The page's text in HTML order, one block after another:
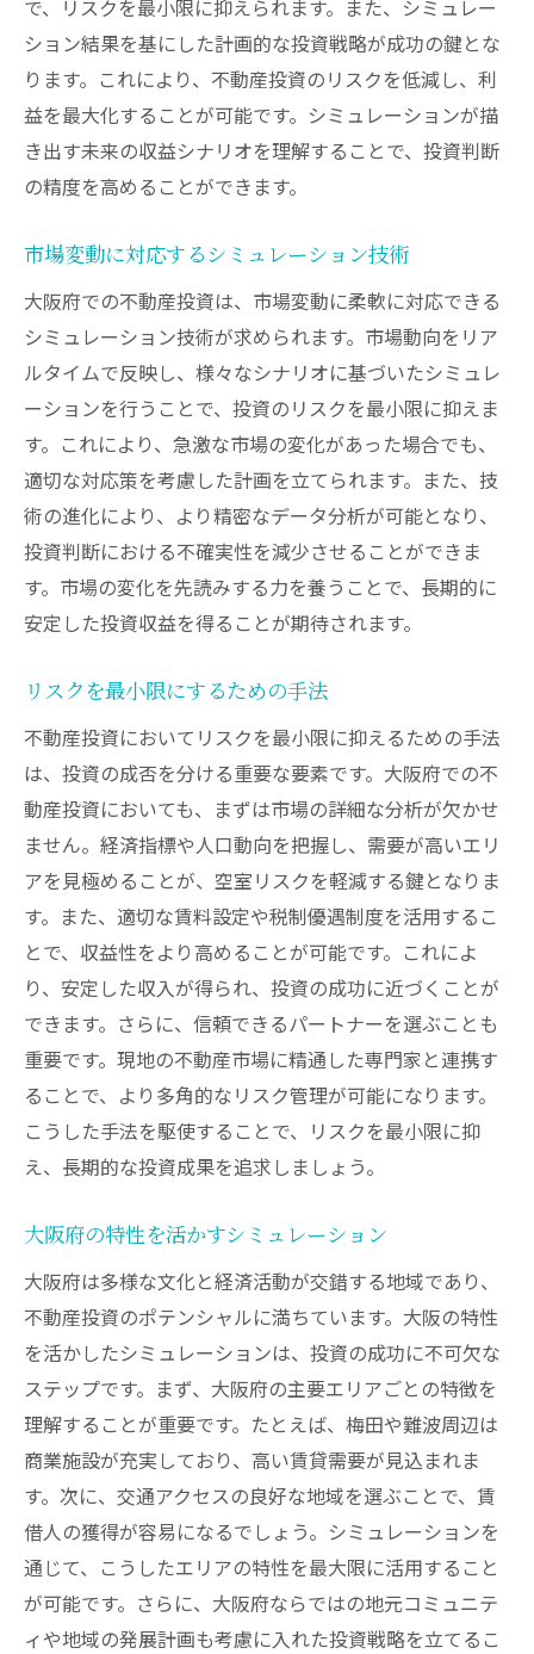
で、リスクを最小限に抑えられます。また、シミュレー
ション結果を基にした計画的な投資戦略が成功の鍵とな
ります。これにより、不動産投資のリスクを低減し、利
益を最大化することが可能です。シミュレーションが描
き出す未来の収益シナリオを理解することで、投資判断
の精度を高めることができます。
市場変動に対応するシミュレーション技術
大阪府での不動産投資は、市場変動に柔軟に対応できる
シミュレーション技術が求められます。市場動向をリア
ルタイムで反映し、様々なシナリオに基づいたシミュレ
ーションを行うことで、投資のリスクを最小限に抑えま
す。これにより、急激な市場の変化があった場合でも、
適切な対応策を考慮した計画を立てられます。また、技
術の進化により、より精密なデータ分析が可能となり、
投資判断における不確実性を減少させることができま
す。市場の変化を先読みする力を養うことで、長期的に
安定した投資収益を得ることが期待されます。
リスクを最小限にするための手法
不動産投資においてリスクを最小限に抑えるための手法
は、投資の成否を分ける重要な要素です。大阪府での不
動産投資においても、まずは市場の詳細な分析が欠かせ
ません。経済指標や人口動向を把握し、需要が高いエリ
アを見極めることが、空室リスクを軽減する鍵となりま
す。また、適切な賃料設定や税制優遇制度を活用するこ
とで、収益性をより高めることが可能です。これによ
り、安定した収入が得られ、投資の成功に近づくことが
できます。さらに、信頼できるパートナーを選ぶことも
重要です。現地の不動産市場に精通した専門家と連携す
ることで、より多角的なリスク管理が可能になります。
こうした手法を駆使することで、リスクを最小限に抑
え、長期的な投資成果を追求しましょう。
大阪府の特性を活かすシミュレーション
大阪府は多様な文化と経済活動が交錯する地域であり、
不動産投資のポテンシャルに満ちています。大阪の特性
を活かしたシミュレーションは、投資の成功に不可欠な
ステップです。まず、大阪府の主要エリアごとの特徴を
理解することが重要です。たとえば、梅田や難波周辺は
商業施設が充実しており、高い賃貸需要が見込まれま
す。次に、交通アクセスの良好な地域を選ぶことで、賃
借人の獲得が容易になるでしょう。シミュレーションを
通じて、こうしたエリアの特性を最大限に活用すること
が可能です。さらに、大阪府ならではの地元コミュニテ
ィや地域の発展計画も考慮に入れた投資戦略を立てるこ